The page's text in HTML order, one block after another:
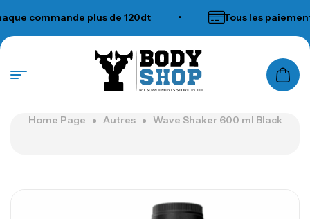
commande plus de 120dt Tous les paiements
N°1 SUPPLEMENTS STORE IN TUNISIA
Home Page Autres Wave Shaker 600 ml Black